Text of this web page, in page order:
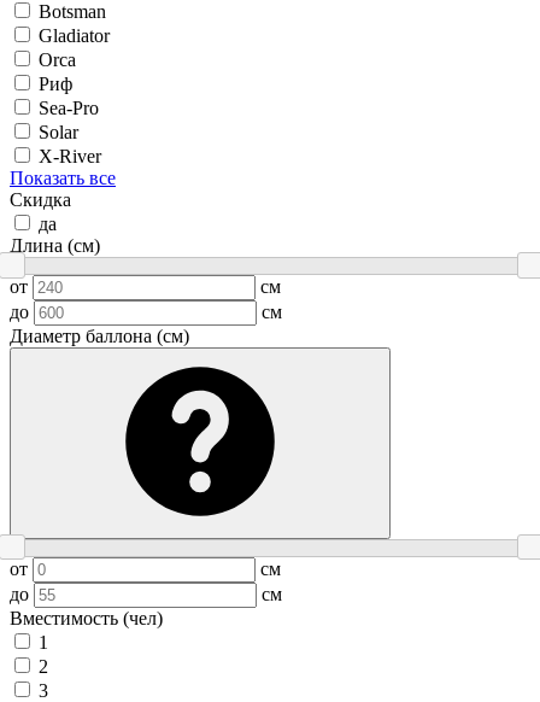
Botsman
Gladiator
Orca
Риф
Sea-Pro
Solar
X-River
Показать все
Скидка
да
Длина (см)
от
см
до
см
Диаметр баллона (см)
от
см
до
см
Вместимость (чел)
1
2
3